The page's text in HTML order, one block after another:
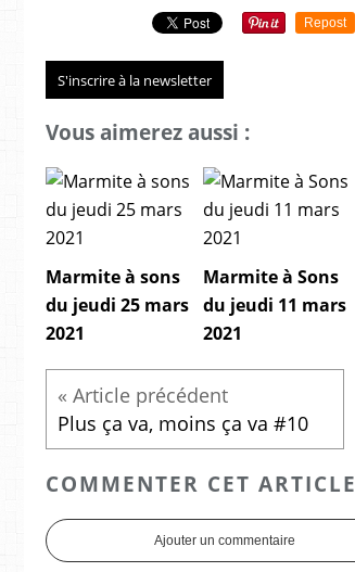
Repost
S'inscrire à la newsletter
Vous aimerez aussi :
Marmite à sons
du jeudi 25 mars
2021
Marmite à Sons
du jeudi 11 mars
2021
Plus ça va, moins ça va #10
COMMENTER CET ARTICLE
Ajouter un commentaire